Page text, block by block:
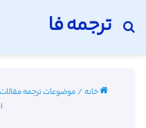
ترجمه فا
جستجو برای
خانه/موضوعات ترجمه